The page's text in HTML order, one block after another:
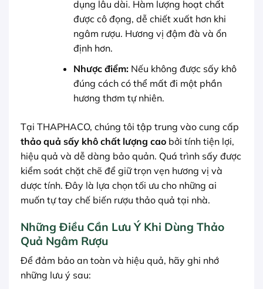
dụng lâu dài. Hàm lượng hoạt chất
được cô đọng, dễ chiết xuất hơn khi
ngâm rượu. Hương vị đậm đà và ổn
định hơn.
Nhược điểm:Nếu không được sấy khô
đúng cách có thể mất đi một phần
hương thơm tự nhiên.
Tại THAPHACO, chúng tôi tập trung vào cung cấp
thảo quả sấy khô chất lượng cao bởi tính tiện lợi,
hiệu quả và dễ dàng bảo quản. Quá trình sấy được
kiểm soát chặt chẽ để giữ trọn vẹn hương vị và
dược tính. Đây là lựa chọn tối ưu cho những ai
muốn tự tay chế biến rượu thảo quả tại nhà.
Những Điều Cần Lưu Ý Khi Dùng Thảo
Quả Ngâm Rượu
Để đảm bảo an toàn và hiệu quả, hãy ghi nhớ
những lưu ý sau: